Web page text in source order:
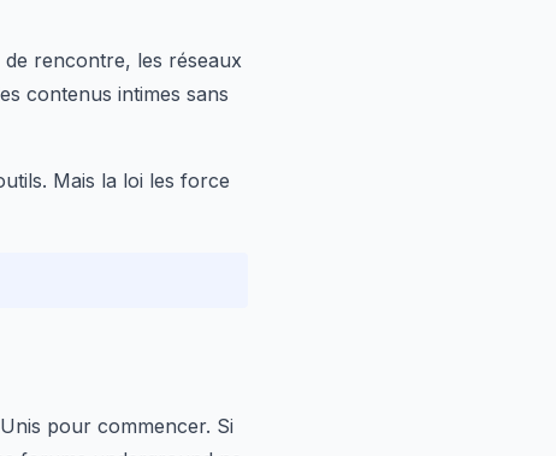
rencontre, les réseaux
contenus intimes sans
Mais la loi les force
pour commencer. Si